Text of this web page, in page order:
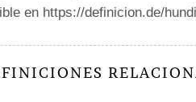
en https://definicion.de/